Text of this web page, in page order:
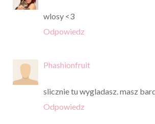
wlosy <3
Odpowiedz
Phashionfruit
slicznie tu wygladasz. masz
Odpowiedz